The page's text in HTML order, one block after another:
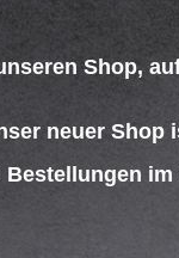
Shop,
neuer
Bestellungen
SHOP SERVICE
Defektes Produkt
Rückgabe